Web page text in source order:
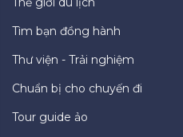
Tìm bạn đồng hành
Thư viện - Trải nghiệm
Chuẩn bị cho chuyến đi
Tour guide ảo